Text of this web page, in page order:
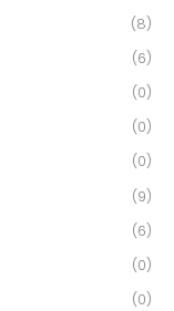
(8)
(6)
(0)
(0)
(0)
(9)
(6)
(0)
(0)